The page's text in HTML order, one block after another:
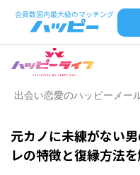
出会い恋愛のハッピーメー
元カノに未練がない
レの特徴と復縁方法